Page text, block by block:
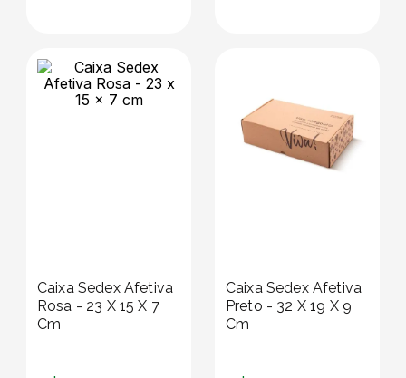
Caixa Sedex Afetiva
Rosa - 23 X 15 X 7
Cm
Caixa Sedex Afetiva
Preto - 32 X 19 X 9
Cm